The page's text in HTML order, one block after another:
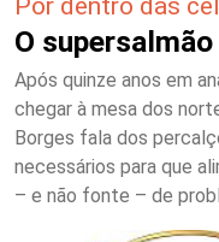
O supersalmão
Após quinze anos em
chegar à mesa dos
Borges fala dos
necessários para que
– e não fonte – de